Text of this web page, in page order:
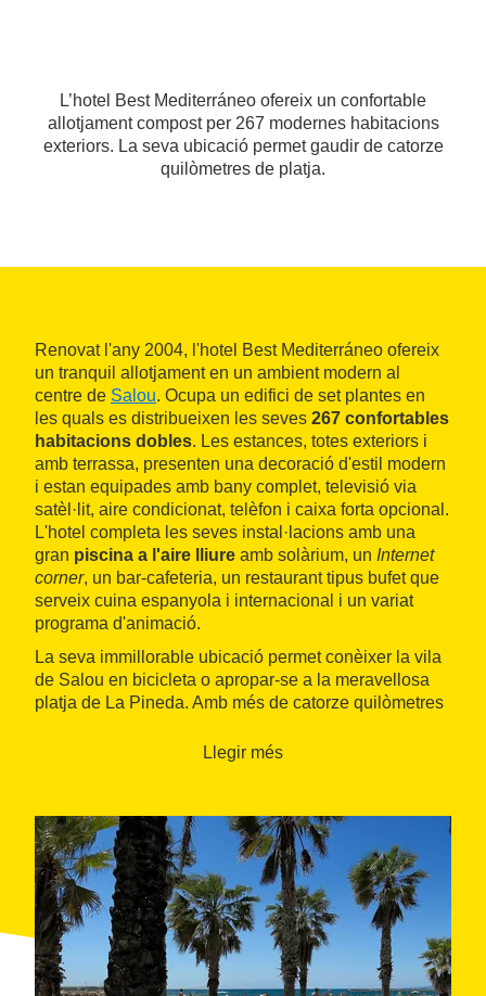
L’hotel Best Mediterráneo ofereix un confortable
allotjament compost per 267 modernes habitacions
exteriors. La seva ubicació permet gaudir de catorze
quilòmetres de platja.
Renovat l'any 2004, l'hotel Best Mediterráneo ofereix
un tranquil allotjament en un ambient modern al
centre de Salou. Ocupa un edifici de set plantes en
les quals es distribueixen les seves 267 confortables
habitacions dobles. Les estances, totes exteriors i
amb terrassa, presenten una decoració d'estil modern
i estan equipades amb bany complet, televisió via
satèl·lit, aire condicionat, telèfon i caixa forta opcional.
L'hotel completa les seves instal·lacions amb una
gran piscina a l'aire lliure amb solàrium, un Internet
corner, un bar-cafeteria, un restaurant tipus bufet que
serveix cuina espanyola i internacional i un variat
programa d'animació.
La seva immillorable ubicació permet conèixer la vila
de Salou en bicicleta o apropar-se a la meravellosa
platja de La Pineda. Amb més de catorze quilòmetres
platges urbanes com decales protegides per
Llegir més